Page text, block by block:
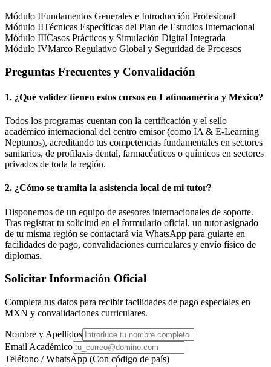
Módulo IFundamentos Generales e Introducción Profesional
Módulo IITécnicas Específicas del Plan de Estudios Internacional
Módulo IIICasos Prácticos y Simulación Digital Integrada
Módulo IVMarco Regulativo Global y Seguridad de Procesos
Preguntas Frecuentes y Convalidación
1. ¿Qué validez tienen estos cursos en Latinoamérica y México?
Todos los programas cuentan con la certificación y el sello
académico internacional del centro emisor (como IA & E-Learning
Neptunos), acreditando tus competencias fundamentales en sectores
sanitarios, de profilaxis dental, farmacéuticos o químicos en sectores
privados de toda la región.
2. ¿Cómo se tramita la asistencia local de mi tutor?
Disponemos de un equipo de asesores internacionales de soporte.
Tras registrar tu solicitud en el formulario oficial, un tutor asignado
de tu misma región se contactará vía WhatsApp para guiarte en
facilidades de pago, convalidaciones curriculares y envío físico de
diplomas.
Solicitar Información Oficial
Completa tus datos para recibir facilidades de pago especiales en
MXN y convalidaciones curriculares.
Nombre y Apellidos
Email Académico
Teléfono / WhatsApp (Con código de país)